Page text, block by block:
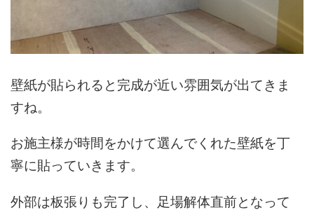
壁紙が貼られると完成が近い雰囲気が出てきま
すね。
お施主様が時間をかけて選んでくれた壁紙を丁
寧に貼っていきます。
外部は板張りも完了し、足場解体直前となって